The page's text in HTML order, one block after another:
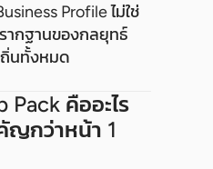
Profile ไม่ใช่
ากฐานของกลยุทธ์
นทั้งหมด
Pack คืออะไร
ญกว่าหน้า 1